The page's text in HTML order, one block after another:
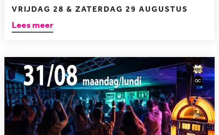
VRIJDAG 28 & ZATERDAG 29 AUGUSTUS
Lees meer